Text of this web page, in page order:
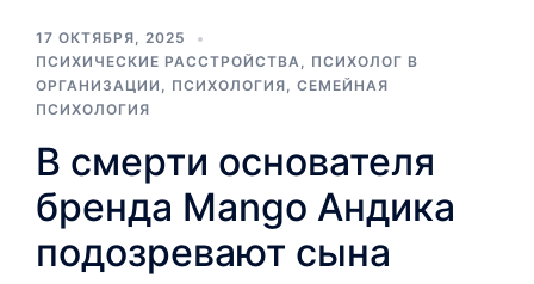
17 ОКТЯБРЯ, 2025
ПСИХИЧЕСКИЕ РАССТРОЙСТВА, ПСИХОЛОГ В
ОРГАНИЗАЦИИ , ПСИХОЛОГИЯ, СЕМЕЙНАЯ
ПСИХОЛОГИЯ
В смерти основателя
бренда Mango Андика
подозревают сына